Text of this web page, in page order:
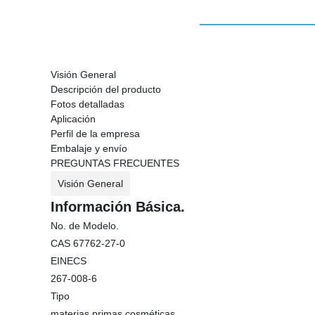
Visión General
Descripción del producto
Fotos detalladas
Aplicación
Perfil de la empresa
Embalaje y envío
PREGUNTAS FRECUENTES
Visión General
Información Básica.
No. de Modelo.
CAS 67762-27-0
EINECS
267-008-6
Tipo